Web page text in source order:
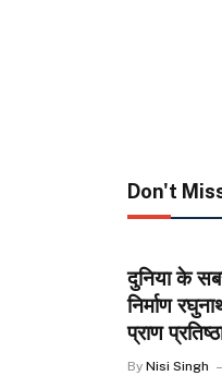
Don't
दुनिया के
निर्माण
प्राण
By Nisi Singh